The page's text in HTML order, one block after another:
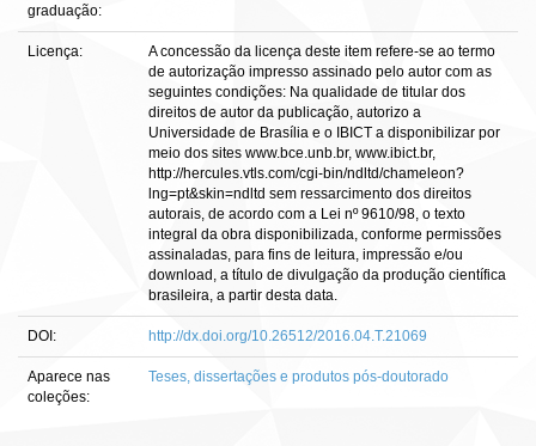
graduação:
Licença:
A concessão da licença deste item refere-se ao termo
de autorização impresso assinado pelo autor com as
seguintes condições: Na qualidade de titular dos
direitos de autor da publicação, autorizo a
Universidade de Brasília e o IBICT a disponibilizar por
meio dos sites www.bce.unb.br, www.ibict.br,
http://hercules.vtls.com/cgi-bin/ndltd/chameleon?
lng=pt&skin=ndltd sem ressarcimento dos direitos
autorais, de acordo com a Lei nº 9610/98, o texto
integral da obra disponibilizada, conforme permissões
assinaladas, para fins de leitura, impressão e/ou
download, a título de divulgação da produção científica
brasileira, a partir desta data.
DOI: http://dx.doi.org/10.26512/2016.04.T.21069
Aparece nas
coleções:
Teses, dissertações e produtos pós-doutorado